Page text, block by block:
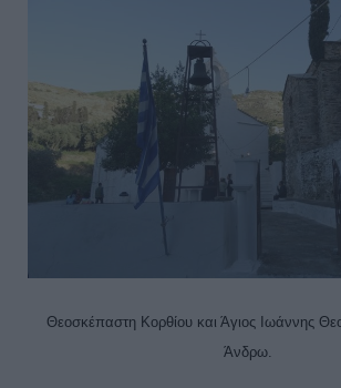
Θεοσκέπαστη Κορθίου και Άγιος Ιωάννης
Άνδρω.